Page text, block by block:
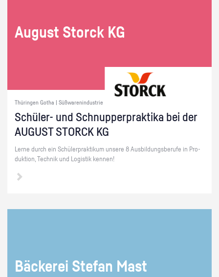
Au­gust Storck KG
Thüringen Gotha | Süßwarenindustrie
Schü­ler- und Schnup­per­prak­ti­ka bei der
AU­GUST STORCK KG
Lerne durch ein Schü­ler­prak­ti­kum un­se­re 8 Aus­bil­dungs­be­ru­fe in Pro­
duk­ti­on, Tech­nik und Lo­gis­tik ken­nen!
Bä­cke­rei Ste­fan Mast